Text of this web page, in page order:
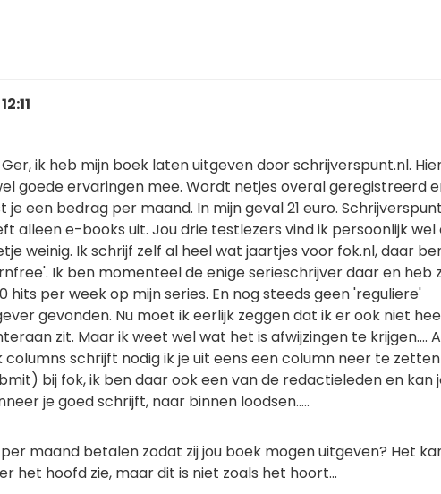
Ger, ik heb mijn boek laten uitgeven door schrijverspunt.nl.
goede ervaringen mee. Wordt netjes overal geregistreerd
je een bedrag per maand. In mijn geval 21 euro. Schrijverspunt
alleen e-books uit. Jou drie testlezers vind ik persoonlijk wel
weinig. Ik schrijf zelf al heel wat jaartjes voor fok.nl, daar
Ik ben momenteel de enige serieschrijver daar en heb
hits per week op mijn series. En nog steeds geen 'reguliere'
gevonden. Nu moet ik eerlijk zeggen dat ik er ook niet
zit. Maar ik weet wel wat het is afwijzingen te krijgen....
columns schrijft nodig ik je uit eens een column neer te zetten
bij fok, ik ben daar ook een van de redactieleden en kan
je goed schrijft, naar binnen loodsen.....
maand betalen zodat zij jou boek mogen uitgeven? Het
het hoofd zie, maar dit is niet zoals het hoort...